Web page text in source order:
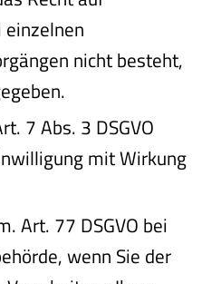
nicht besteht,
7 Abs. 3 DSGVO
mit Wirkung
Art. 77 DSGVO bei
wenn Sie der